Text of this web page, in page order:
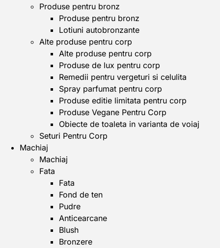
Produse pentru bronz
Produse pentru bronz
Lotiuni autobronzante
Alte produse pentru corp
Alte produse pentru corp
Produse de lux pentru corp
Remedii pentru vergeturi si celulita
Spray parfumat pentru corp
Produse editie limitata pentru corp
Produse Vegane Pentru Corp
Obiecte de toaleta in varianta de voiaj
Seturi Pentru Corp
Machiaj
Machiaj
Fata
Fata
Fond de ten
Pudre
Anticearcane
Blush
Bronzere